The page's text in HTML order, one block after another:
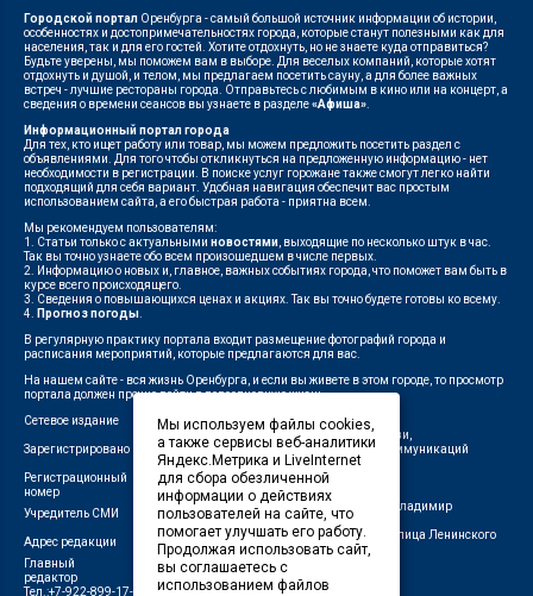
Городской портал Оренбурга - самый большой источник информации об истории,
особенностях и достопримечательностях города, которые станут полезными как для
населения, так и для его гостей. Хотите отдохнуть, но не знаете куда отправиться?
Будьте уверены, мы поможем вам в выборе. Для веселых компаний, которые хотят
отдохнуть и душой, и телом, мы предлагаем посетить сауну, а для более важных
встреч - лучшие рестораны города. Отправьтесь с любимым в кино или на концерт, а
сведения о времени сеансов вы узнаете в разделе«Афиша»
Информационный портал города
Для тех, кто ищет работу или товар, мы можем предложить посетить раздел с
объявлениями. Для того чтобы откликнуться на предложенную информацию - нет
необходимости в регистрации. В поиске услуг горожане также смогут легко найти
подходящий для себя вариант. Удобная навигация обеспечит вас простым
использованием сайта, а его быстрая работа - приятна всем.
Мы рекомендуем пользователям:
1. Статьи только с актуальными новостями , выходящие по несколько штук в час.
Так вы точно узнаете обо всем произошедшем в числе первых.
2. Информацию о новых и, главное, важных событиях города, что поможет вам быть в
курсе всего происходящего.
3. Сведения о повышающихся ценах и акциях. Так вы точно будете готовы ко всему.
4.
Прогноз погоды
В регулярную практику портала входит размещение фотографий города и
расписания мероприятий, которые предлагаются для вас.
На нашем сайте - вся жизнь Оренбурга, и если вы живете в этом городе, то просмотр
портала должен прочно войти в повседневную жизнь.
Сетевое издание
"1743"
Зарегистрировано
Федеральной службой по надзору в сфере связи,
информационных технологий и массовых коммуникаций
(Роскомнадзор)
Регистрационный
номер
ЭЛ № ФС 77-75960 от 19.06.2019 г.
Учредитель СМИ
Индивидуальный предприниматель Савин Владимир
Валерьевич
Адрес редакции
462411, Оренбургская область, город Орск, улица Ленинского
Комсомола, д. 4-Б
Главный
редактор
Лещенко П.А.
Тел.:+7-922-899-17-43
Мы используем файлы cookies,
а также сервисы веб-аналитики
Яндекс.Метрика и LiveInternet
для сбора обезличенной
информации о действиях
пользователей на сайте, что
помогает улучшать его работу.
Продолжая использовать сайт,
вы соглашаетесь с
использованием файлов